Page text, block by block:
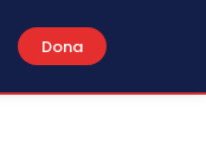
Dona